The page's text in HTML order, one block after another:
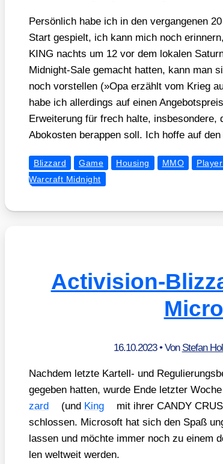
Per­sön­lich habe ich in den ver­gan­ge­nen
Start gespielt, ich kann mich noch
KING nachts um 12 vor dem loka­len
Mid­night-Sale gemacht hat­ten, kann man
noch vor­stel­len (»Opa erzählt vom Krieg
habe ich aller­dings auf einen
Erwei­te­rung für frech hal­te, ins­be­son­de­re,
Abo­kos­ten berap­pen soll. Ich hof­fe auf
Blizzard Game Housing MMO
Warcraft Midnight
Activision-
16.10.2023• Von Stefan
Nach­dem letz­te Kar­tell- und
gege­ben hat­ten, wur­de Ende letz­ter
zard
(und King mit ihrer CANDY
schlos­sen. Micro­soft hat sich den Spaß
las­sen und möch­te immer noch zu einem
len welt­weit wer­den.